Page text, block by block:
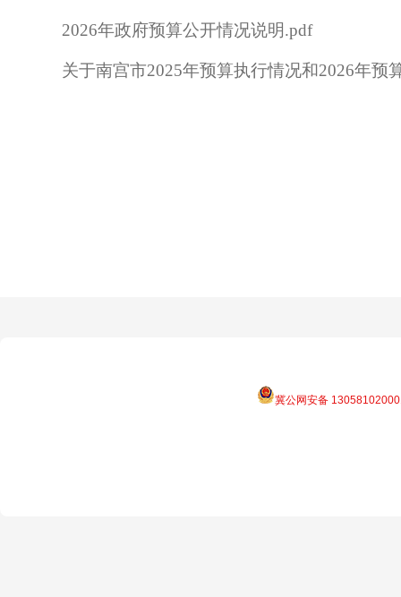
2026年政府预算公开情况说明.pdf
关于南宫市2025年预算执行情况和2026年预
冀公网安备